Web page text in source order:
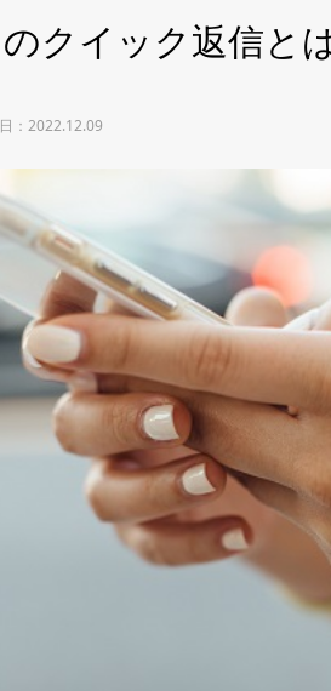
クイック返信と
：2022.12.09